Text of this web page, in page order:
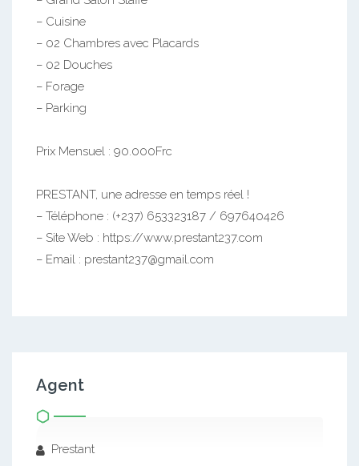
– Cuisine
– 02 Chambres avec Placards
– 02 Douches
– Forage
– Parking
Prix Mensuel : 90.000Frc
PRESTANT, une adresse en temps réel !
– Téléphone : (+237) 653323187 / 697640426
– Site Web : https://www.prestant237.com
– Email : prestant237@gmail.com
Agent
Prestant